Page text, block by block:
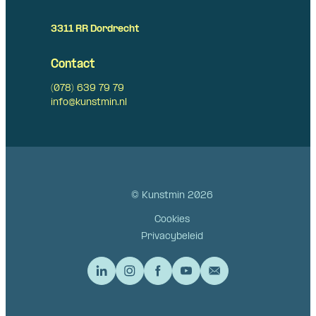
3311 RR Dordrecht
Contact
(078) 639 79 79
info@kunstmin.nl
© Kunstmin 2026
Cookies
Privacybeleid